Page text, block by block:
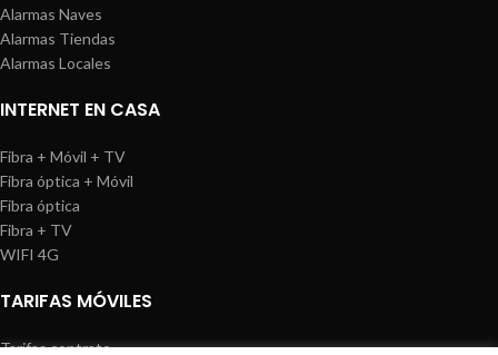
Alarmas Naves
Alarmas Tiendas
Alarmas Locales
INTERNET EN CASA
Fibra + Móvil + TV
Fibra óptica + Móvil
Fibra óptica
Fibra + TV
WIFI 4G
TARIFAS MÓVILES
Tarifas contrato